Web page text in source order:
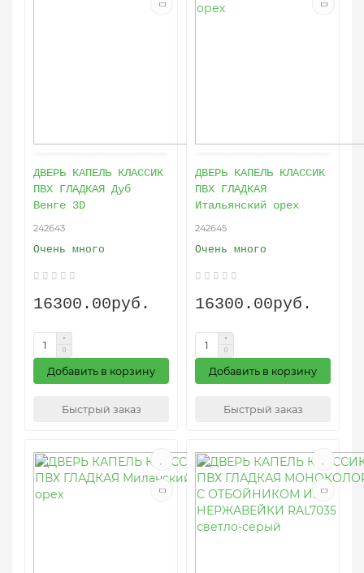
ДВЕРЬ КАПЕЛЬ КЛАССИК
ПВХ ГЛАДКАЯ Дуб
Венге 3D
242643
Очень много
16300.00руб.
Добавить в корзину
Быстрый заказ
ДВЕРЬ КАПЕЛЬ КЛАССИК
ПВХ ГЛАДКАЯ
Итальянский орех
242645
Очень много
16300.00руб.
Добавить в корзину
Быстрый заказ